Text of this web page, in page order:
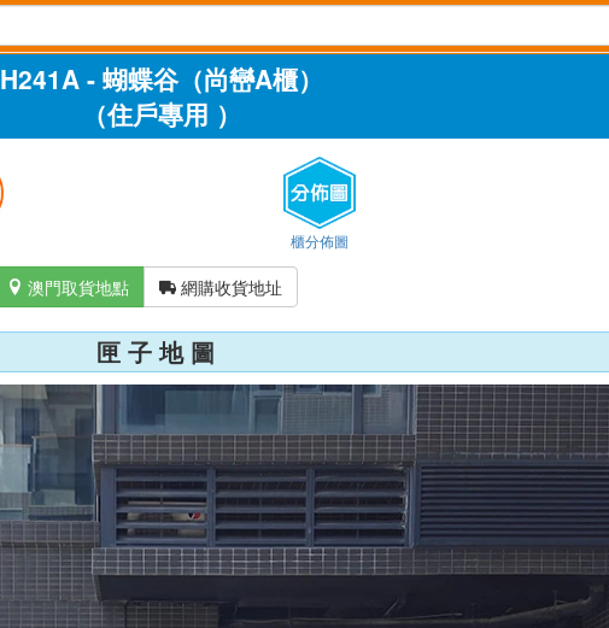
H241A - 蝴蝶⾕（尚巒A櫃）
（住戶專用 ）
櫃分佈圖
 澳門取貨地點 網購收貨地址
匣 子 地 圖